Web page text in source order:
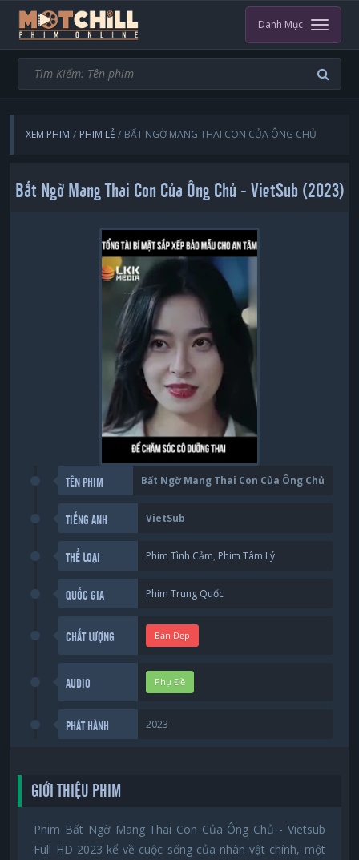
Danh Mục
XEM PHIM PHIM LẺ BẤT NGỜ MANG THAI CON CỦA ÔNG CHỦ
Bất Ngờ Mang Thai Con Của Ông Chủ - VietSub (2023)
TÊN PHIM Bất Ngờ Mang Thai Con Của Ông Chủ
TIẾNG ANH VietSub
THỂ LOẠI Phim Tình Cảm, Phim Tâm Lý
QUỐC GIA Phim Trung Quốc
CHẤT LƯỢNG Bản Đẹp
AUDIO Phụ Đề
PHÁT HÀNH 2023
GIỚI THIỆU PHIM
Phim Bất Ngờ Mang Thai Con Của Ông Chủ - Vietsub
Full HD 2023 kể về cuộc sống của nhân vật chính, một